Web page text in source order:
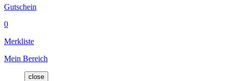
Gutschein
0
Merkliste
Mein Bereich
close